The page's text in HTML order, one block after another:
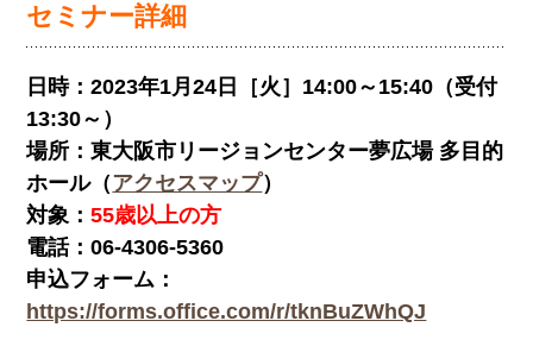
セミナー詳細
日時：2023年1月24日［火］14:00～15:40（受付
13:30～）
場所 ：東大阪市リージョンセンター夢広場 多目的
ホール（アクセスマップ）
対象 ：55歳以上の方
電話：06-4306-5360
申込フォーム ：
https://forms.office.com/r/tknBuZWhQJ